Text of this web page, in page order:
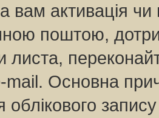
вам активація
поштою,
листа,
Основна
облікового